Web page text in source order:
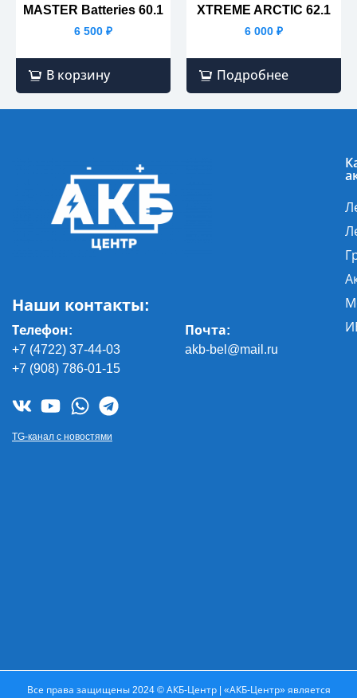
MASTER Batteries 60.1
6 500 ₽
В корзину
XTREME ARCTIC 62.1
6 000 ₽
Подробнее
Наши контакты:
Телефон:
+7 (4722) 37-44-03
+7 (908) 786-01-15
Почта:
akb-bel@mail.ru
TG-канал с новостями
Все права защищены 2024 © АКБ-Центр | «АКБ-Центр» является